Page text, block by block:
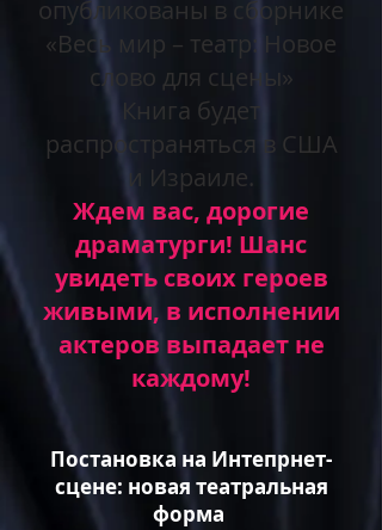
опубликованы в сборнике
«Весь мир – театр: Новое
слово для сцены»
Книга будет
распространяться в США
и Израиле.
Ждем вас, дорогие
драматурги! Шанс
увидеть своих героев
живыми, в исполнении
актеров выпадает не
каждому!
Постановка на Интепрнет-
сцене: новая театральная
форма